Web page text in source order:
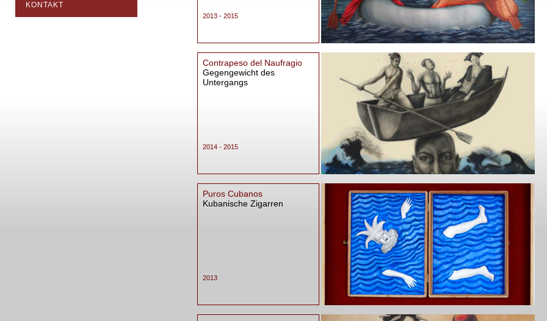
2013 - 2015
2014 - 2015
Contrapeso del Naufragio
Gegengewicht des
Untergangs
2013
Puros Cubanos
Kubanische Zigarren
KONTAKT